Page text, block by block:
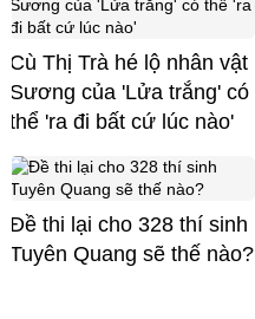
Cù Thị Trà hé lộ nhân vật
Sương của 'Lửa trắng' có
thể 'ra đi bất cứ lúc nào'
Đề thi lại cho 328 thí sinh
Tuyên Quang sẽ thế nào?